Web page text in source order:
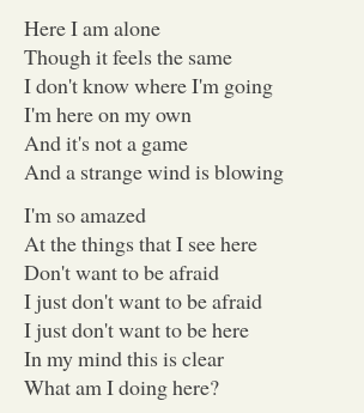
Here I am alone
Though it feels the same
I don't know where I'm going
I'm here on my own
And it's not a game
And a strange wind is blowing
I'm so amazed
At the things that I see here
Don't want to be afraid
I just don't want to be afraid
I just don't want to be here
In my mind this is clear
What am I doing here?